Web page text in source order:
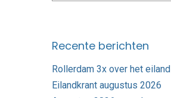
Recente berichten
Rollerdam 3x over het eiland
Eilandkrant augustus 2026